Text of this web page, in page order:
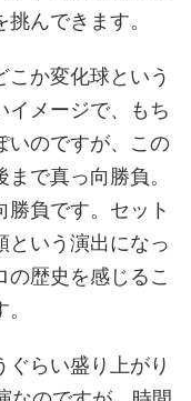
んできます。
か変化球という
イメージで、もち
いのですが、この
で真っ向勝負。
負です。セット
という演出になっ
歴史を感じるこ
ぐらい盛り上がり